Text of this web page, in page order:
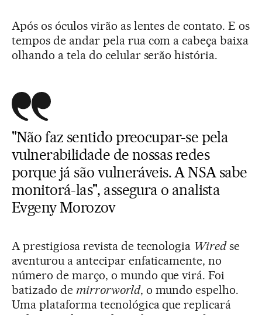
Após os óculos virão as lentes de contato. E os
tempos de andar pela rua com a cabeça baixa
olhando a tela do celular serão história.
"Não faz sentido preocupar-se pela
vulnerabilidade de nossas redes
porque já são vulneráveis. A NSA sabe
monitorá-las", assegura o analista
Evgeny Morozov
A prestigiosa revista de tecnologia Wiredse
aventurou a antecipar enfaticamente, no
número de março, o mundo que virá. Foi
batizado de mirrorworld, o mundo espelho.
Uma plataforma tecnológica que replicará